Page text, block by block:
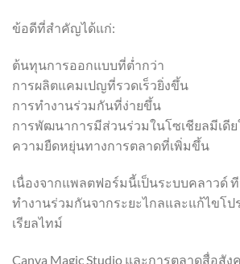
ข้อดีที่สำคัญได้แก่:
ต้นทุนการออกแบบที่ต่ำกว่า
การผลิตแคมเปญที่รวดเร็วยิ่งขึ้น
การทำงานร่วมกันที่ง่ายขึ้น
การพัฒนาการมีส่วนร่วมในโซเชียลมีเดี
ความยืดหยุ่นทางการตลาดที่เพิ่มขึ้น
เนื่องจากแพลตฟอร์มนี้เป็นระบบคลาวด์
ทำงานร่วมกันจากระยะไกลและแก้ไขโป
เรียลไทม์
Canva Magic Studio และการตลาดสื่อสั